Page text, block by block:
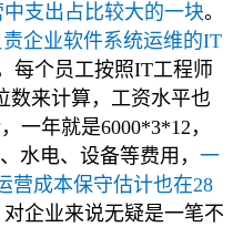
支出占比较大的一块。
企业软件系统运维的IT
每个员工按照IT工程师
数来计算，工资水平也
一年就是6000*3*12，
水电、设备等费用， 一
营成本保守估计也在28
企业来说无疑是一笔不